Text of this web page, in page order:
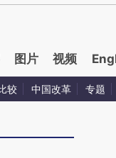
图片 视频
较 中国改革 专题